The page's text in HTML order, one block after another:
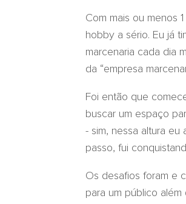
Com mais ou menos
hobby a sério. Eu já
marcenaria cada dia
da “empresa
Foi então que
buscar um espaço
- sim, nessa altura
passo, fui
Os desafios foram e
para um público